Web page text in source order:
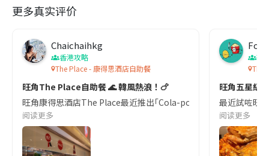
更多真实评价
Chaichaihkg
香港攻略
The Place - 康得思酒店自助餐
旺角The Place自助餐 🌊 韓風熱浪！🍗
旺角康得思酒店The Place最近推出｢Cola-pop韓流盛夏｣自助餐,
阅读更多
著
The
旺角五星級
最近試咗旺
阅读更多